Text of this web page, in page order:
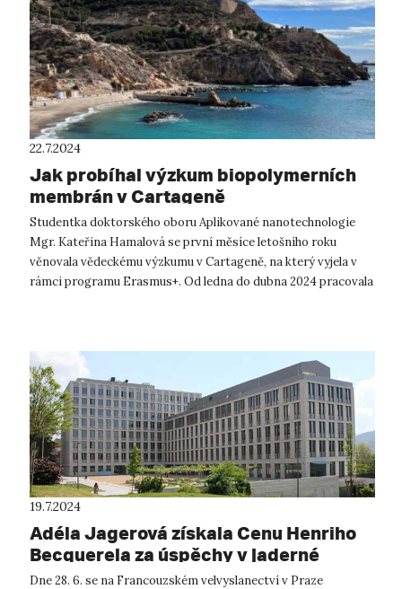
22.7.2024
Jak probíhal výzkum biopolymerních
membrán v Cartageně
Studentka doktorského oboru Aplikované nanotechnologie
Mgr. Kateřina Hamalová se první měsíce letošního roku
věnovala vědeckému výzkumu v Cartageně, na který vyjela v
rámci programu Erasmus+. Od ledna do dubna 2024 pracovala
19.7.2024
Adéla Jagerová získala Cenu Henriho
Becquerela za úspěchy v jaderné
fyzice
Dne 28. 6. se na Francouzském velvyslanectví v Praze